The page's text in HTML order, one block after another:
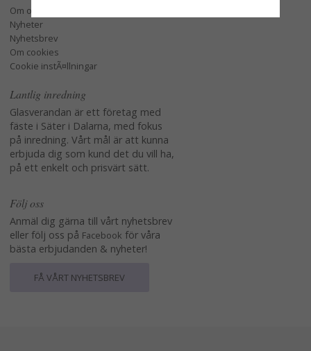
Om oss
Nyheter
Nyhetsbrev
Om cookies
Cookie instÃ¤llningar
Lantlig inredning
Glasverandan är ett företag med
fäste i Säter i Dalarna, med fokus
på inredning. Vårt mål är att kunna
erbjuda dig som kund det du vill ha,
på ett enkelt och prisvärt sätt.
Följ oss
Anmäl dig gärna till vårt nyhetsbrev
eller följ oss på Facebook för våra
bästa erbjudanden & nyheter!
FÅ VÅRT NYHETSBREV